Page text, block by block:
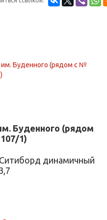
Буденного (рядом
1)
Ситиборд динамичный